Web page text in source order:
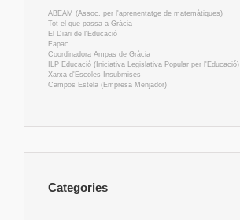
ABEAM (Assoc. per l'aprenentatge de matemàtiques)
Tot el que passa a Gràcia
El Diari de l'Educació
Fapac
Coordinadora Ampas de Gràcia
ILP Educació (Iniciativa Legislativa Popular per l'Educació)
Xarxa d'Escoles Insubmises
Campos Estela (Empresa Menjador)
Categories